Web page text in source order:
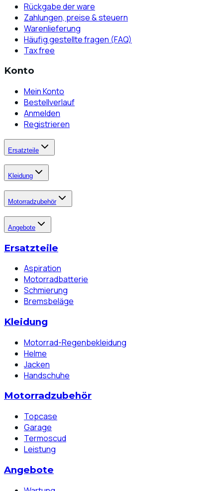
Rückgabe der ware
Zahlungen, preise & steuern
Warenlieferung
Häufig gestellte fragen (FAQ)
Tax free
Konto
Mein Konto
Bestellverlauf
Anmelden
Registrieren
Ersatzteile
Kleidung
Motorradzubehör
Angebote
Ersatzteile
Aspiration
Motorradbatterie
Schmierung
Bremsbeläge
Kleidung
Motorrad-Regenbekleidung
Helme
Jacken
Handschuhe
Motorradzubehör
Topcase
Garage
Termoscud
Leistung
Angebote